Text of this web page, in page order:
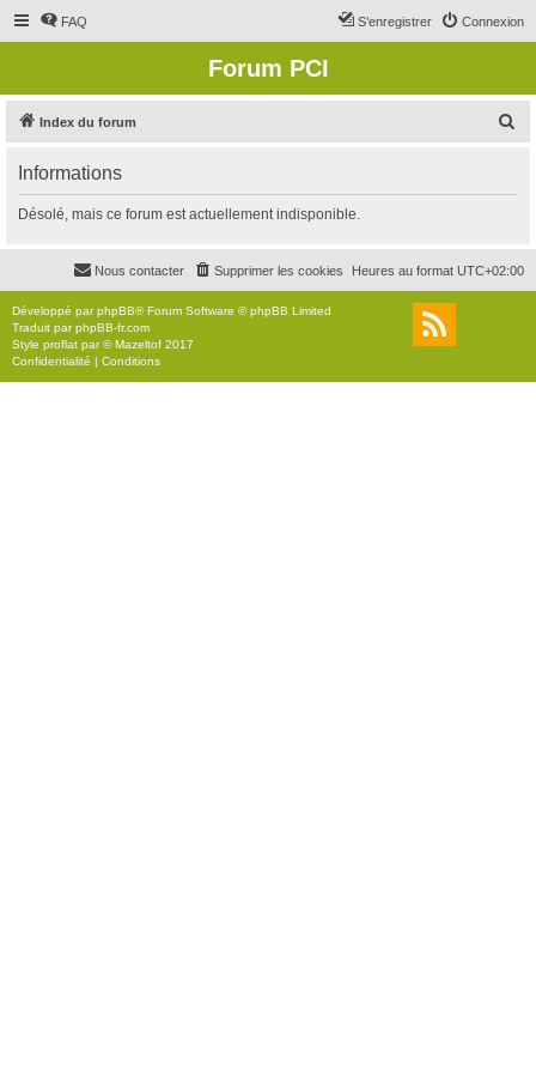
FAQ Connexion
S’enregistrer
Forum PCI
Index du forum
r
c
r
Informations
Désolé, mais ce forum est actuellement indisponible.
Heures au format UTC+02:00
Supprimer les cookies
Nous contacter
Développé parphpBB® Forum Software © phpBB Limited
Traduit parphpBB-fr.com
Style proflat par ©Mazeltof 2017
Confidentialité | Conditions